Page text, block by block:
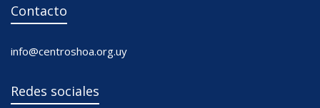
Contacto
info@centroshoa.org.uy
Redes sociales